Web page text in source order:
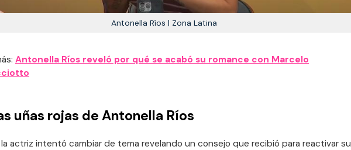
Antonella Ríos | Zona Latina
Antonella Ríos reveló por qué se acabó su romance con Marcelo
uñas rojas de Antonella Ríos
la actriz intentó cambiar de tema revelando un consejo que recibió para reactivar su